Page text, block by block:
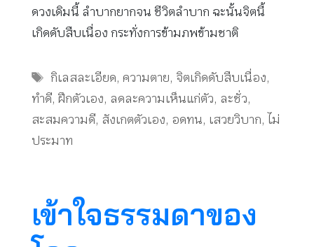
ดวงเดิมนี้ ลำบากยากจน ชีวิตลำบาก ฉะนั้นจิตนี้
เกิดดับสืบเนื่อง กระทั่งการข้ามภพข้ามชาติ
Tags
กิเลสละเอียด,ความตาย, จิตเกิดดับสืบเนื่อง,
ทำดี, ฝึกตัวเอง, ลดละความเห็นแก่ตัว, ละชั่ว,
สะสมความดี, สังเกตตัวเอง, อดทน, เสวยวิบาก, ไม่
ประมาท
เข้าใจธรรมดาของ